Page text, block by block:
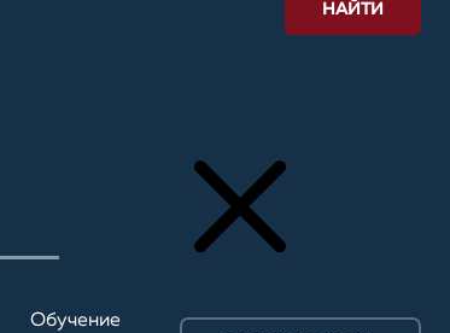
Обучение
НАЙТИ